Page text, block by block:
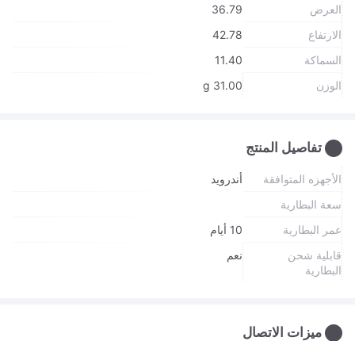
العرض
36.79
الارتفاع
42.78
السماكة
11.40
الوزن
31.00 g
تفاصيل المنتج
الأجهزه المتوافقة
أندرويد
سعة البطارية
عمر البطارية
10 أيام
قابلية شحن
البطارية
نعم
ميزات الاتصال